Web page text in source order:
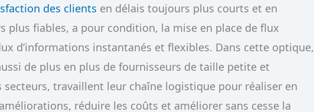
des clients en délais toujours plus courts et en
plus fiables, a pour condition, la mise en place de flux
d’informations instantanés et flexibles. Dans cette optique,
de plus en plus de fournisseurs de taille petite et
secteurs, travaillent leur chaîne logistique pour réaliser en
réduire les coûts et améliorer sans cesse la